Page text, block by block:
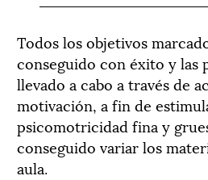
Todos los objetivos
conseguido con éxito y las
llevado a cabo a través de
motivación, a fin de
psicomotricidad fina y
conseguido variar los
aula.